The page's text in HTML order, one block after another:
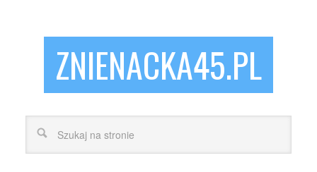
ZNIENACKA45.PL